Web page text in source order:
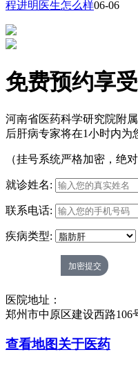
程进明医生怎么样06-06
免费预约享
河南省医药科学研究院附
后肝病专家将在1小时内为
（挂号系统严格加密，绝
就诊姓名:
联系电话:
疾病类型:
医院地址：
郑州市中原区建设西路106
查看地图关于医药